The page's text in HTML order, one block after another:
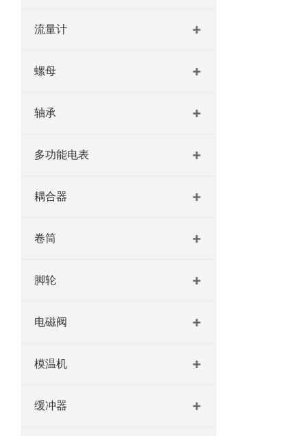
流量计
螺母
轴承
多功能电表
耦合器
卷筒
脚轮
电磁阀
模温机
缓冲器